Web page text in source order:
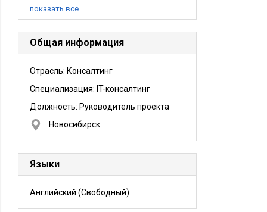
показать все…
Общая информация
Отрасль: Консалтинг
Специализация: IT-консалтинг
Должность: Руководитель проекта
Новосибирск
Языки
Английский (Свободный)